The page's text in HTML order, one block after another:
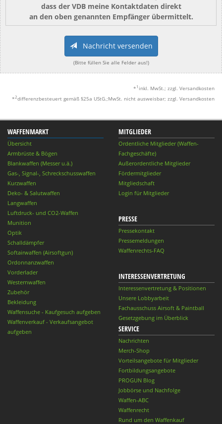
dass der VDB meine Kontaktdaten direkt
an den oben genannten Empfänger übermittelt.
Nachricht versenden
(Bitte füllen Sie alle Felder aus!)
* 1 inkl. MwSt.; zzgl. Versandkosten
*2differenzbesteuert gemäß §25a UStG.;MwSt. nicht ausweisbar; zzgl. Versandkosten
WAFFENMARKT
Übersicht
Armbrüste & Bögen
Blankwaffen (Messer u.ä.)
Gas-, Signal-, Schreckschusswaffen
Kurzwaffen
Deko- & Salutwaffen
Langwaffen
Luftdruck- und CO2-Waffen
Munition
Optik
Schalldämpfer
Softairwaffen (Airsoftgun)
Ordonnanzwaffen
Vorderlader
Westernwaffen
Zubehör
Bekleidung
Waffensuche - Kaufgesuch aufgeben
Waffenverkauf - Verkaufsangebot
aufgeben
MITGLIEDER
Ordentliche Mitglieder (Waffen-
Fachgeschäfte)
Außerordentliche Mitglieder
Fördermitglieder
Mitgliedschaft
Login für Mitglieder
PRESSE
Pressekontakt
Pressemeldungen
Waffenrechts-FAQ
INTERESSENVERTRETUNG
Interessenvertretung & Positionen
Unsere Lobbyarbeit
Fachausschuss Airsoft & Paintball
Gesetzgebung im Überblick
SERVICE
Nachrichten
Merch-Shop
Vorteilsangebote für Mitglieder
Fortbildungsangebote
PROGUN Blog
Jobbörse und Nachfolge
Waffen-ABC
Waffenrecht
Rund um den Waffenkauf